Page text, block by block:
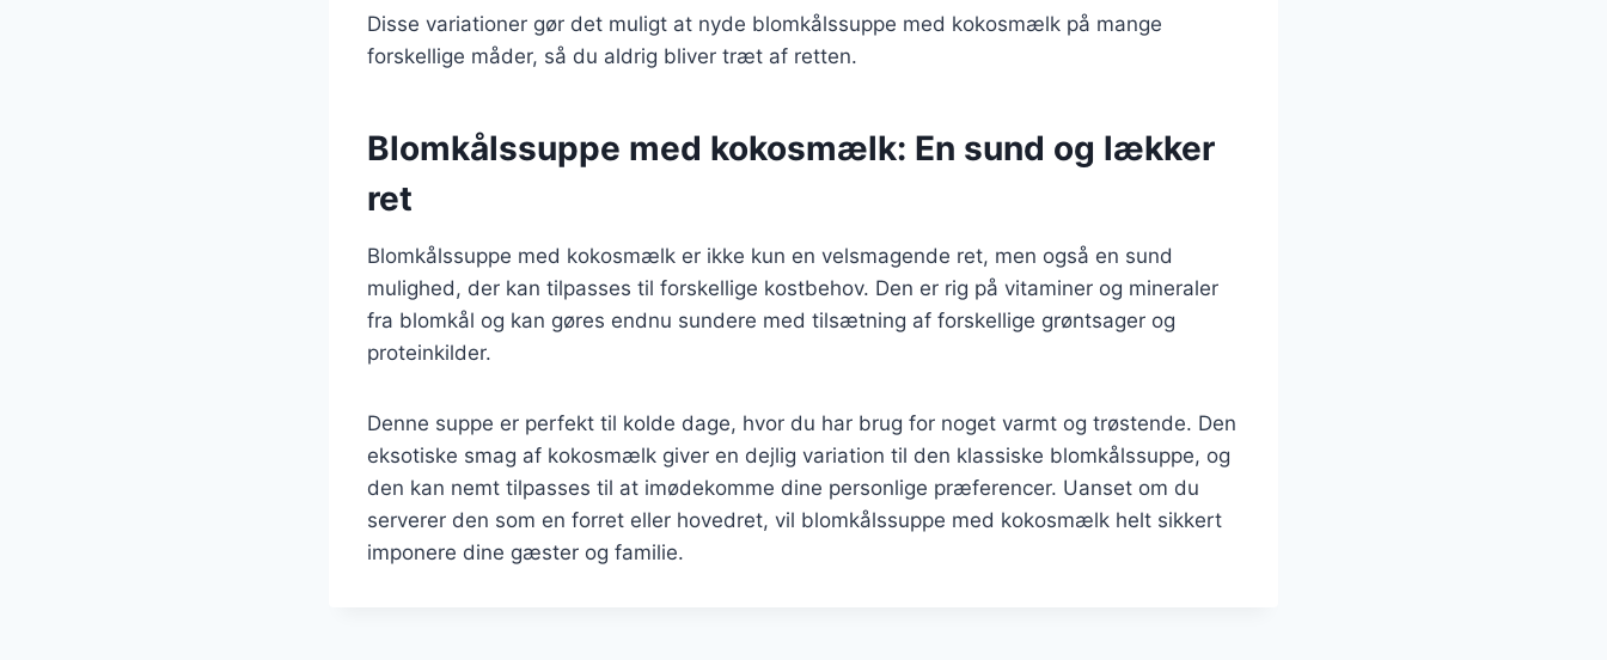
Disse variationer gør det muligt at nyde blomkålssuppe med kokosmælk på mange
forskellige måder, så du aldrig bliver træt af retten.
Blomkålssuppe med kokosmælk: En sund og lækker
ret
Blomkålssuppe med kokosmælk er ikke kun en velsmagende ret, men også en sund
mulighed, der kan tilpasses til forskellige kostbehov. Den er rig på vitaminer og mineraler
fra blomkål og kan gøres endnu sundere med tilsætning af forskellige grøntsager og
proteinkilder.
Denne suppe er perfekt til kolde dage, hvor du har brug for noget varmt og trøstende. Den
eksotiske smag af kokosmælk giver en dejlig variation til den klassiske blomkålssuppe, og
den kan nemt tilpasses til at imødekomme dine personlige præferencer. Uanset om du
serverer den som en forret eller hovedret, vil blomkålssuppe med kokosmælk helt sikkert
imponere dine gæster og familie.